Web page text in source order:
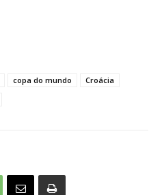
copa do mundo
Croácia